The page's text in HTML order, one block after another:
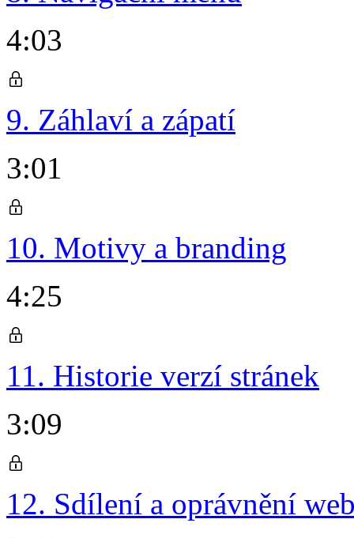
4:03
9. Záhlaví a zápatí
3:01
10. Motivy a branding
4:25
11. Historie verzí stránek
3:09
12. Sdílení a oprávnění